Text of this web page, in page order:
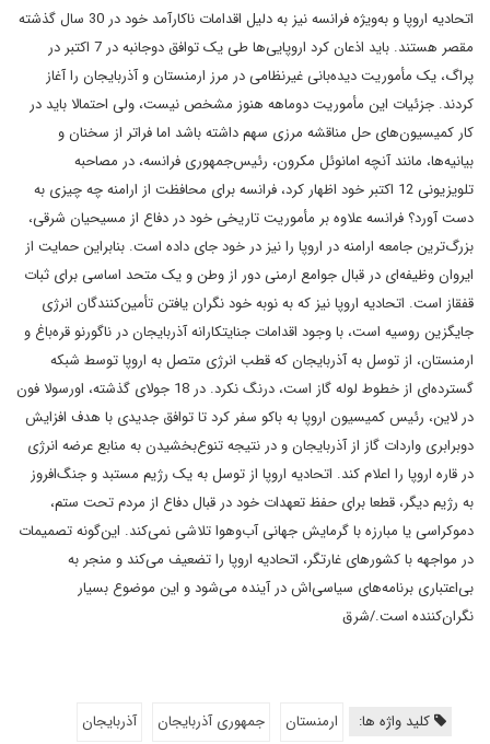
اتحادیه اروپا و به‌ویژه فرانسه نیز به دلیل اقدامات ناکارآمد خود در 30 سال گذشته
مقصر هستند. باید اذعان کرد اروپایی‌ها طی یک توافق دوجانبه در 7 اکتبر در
پراگ، یک مأموریت دیده‌بانی غیرنظامی در مرز ارمنستان و آذربایجان را آغاز
کردند. جزئیات این مأموریت دوماهه هنوز مشخص نیست، ولی احتمالا باید در
کار کمیسیون‌های حل مناقشه مرزی سهم داشته باشد اما فراتر از سخنان و
بیانیه‌ها، مانند آنچه امانوئل مکرون، رئیس‌جمهوری فرانسه، در مصاحبه
تلویزیونی 12 اکتبر خود اظهار کرد، فرانسه برای محافظت از ارامنه چه چیزی به
دست آورد؟ فرانسه علاوه بر مأموریت تاریخی خود در دفاع از مسیحیان شرقی،
بزرگ‌ترین جامعه ارامنه در اروپا را نیز در خود جای داده است. بنابراین حمایت از
ایروان وظیفه‌ای در قبال جوامع ارمنی دور از وطن و یک متحد اساسی برای ثبات
قفقاز است. ‌اتحادیه اروپا نیز که به نوبه خود نگران یافتن تأمین‌کنندگان انرژی
جایگزین روسیه است، با وجود اقدامات جنایتکارانه آذربایجان در ناگورنو قره‌باغ و
ارمنستان، از توسل به آذربایجان که قطب انرژی متصل به اروپا توسط شبکه
گسترده‌ای از خطوط لوله گاز است، درنگ نکرد. در 18 جولای گذشته، اورسولا فون
در لاین، رئیس کمیسیون اروپا به باکو سفر کرد تا توافق جدیدی با هدف افزایش
دوبرابری واردات گاز از آذربایجان و در نتیجه تنوع‌بخشیدن به منابع عرضه انرژی
در قاره اروپا را اعلام کند. اتحادیه اروپا از توسل به یک رژیم مستبد و جنگ‌افروز
به رژیم دیگر، قطعا برای حفظ تعهدات خود در قبال دفاع از مردم تحت ستم،
دموکراسی یا مبارزه با گرمایش جهانی آب‌وهوا تلاشی نمی‌کند. این‌گونه تصمیمات
در مواجهه با کشورهای غارتگر، اتحادیه اروپا را تضعیف می‌کند و منجر به
بی‌اعتباری برنامه‌های سیاسی‌اش در آینده می‌شود و این موضوع بسیار
نگران‌کننده است./شرق
کلید واژه ها: ارمنستان جمهوری آذربایجان
آذربایجان